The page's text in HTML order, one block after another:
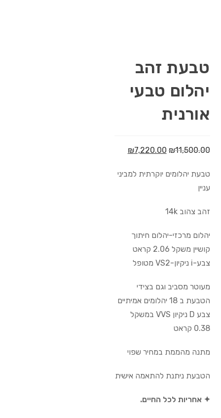
טבעת זהב
יהלום טבעי
אורנית
₪11,500.00
₪7,220.00
טבעת יהלומים יוקרתית למביני
עניין
זהב צהוב 14k
יהלום מרכזי-יהלום חיתוך
קושיין משקל 2.06 קראט
צבע-i ניקיון-VS2 מטופל
מעוטר מסביב וגם בצידי
הטבעת ב 18 יהלומים אמיתיים
צבע D ניקיון VVS במשקל
0.38 קראט
מתנה מהממת במחיר שפוי
הטבעת ניתנת להתאמה אישית
✦ אחריות לכל החיים.